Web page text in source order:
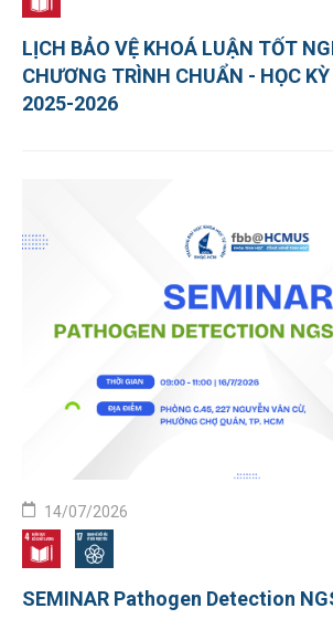
LỊCH BẢO VỆ KHOÁ LUẬN TỐT
CHƯƠNG TRÌNH CHUẨN - HỌC
2025-2026
14/07/2026
SEMINAR Pathogen Detection